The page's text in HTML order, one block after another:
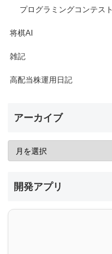
プログラミングコンテスト
将棋AI
雑記
高配当株運用日記
アーカイブ
開発アプリ